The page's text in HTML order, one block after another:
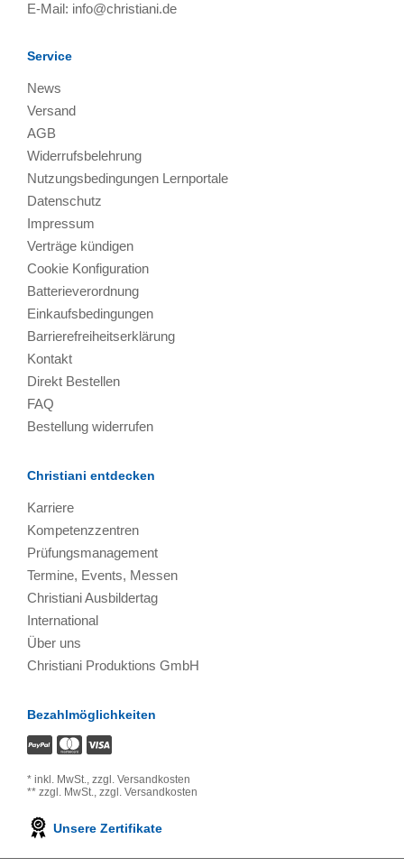
E-Mail: info@christiani.de
Service
News
Versand
AGB
Widerrufsbelehrung
Nutzungsbedingungen Lernportale
Datenschutz
Impressum
Verträge kündigen
Cookie Konfiguration
Batterieverordnung
Einkaufsbedingungen
Barrierefreiheitserklärung
Kontakt
Direkt Bestellen
FAQ
Bestellung widerrufen
Christiani entdecken
Karriere
Kompetenzzentren
Prüfungsmanagement
Termine, Events, Messen
Christiani Ausbildertag
International
Über uns
Christiani Produktions GmbH
Bezahlmöglichkeiten
* inkl. MwSt., zzgl. Versandkosten
** zzgl. MwSt., zzgl. Versandkosten
Unsere Zertifikate